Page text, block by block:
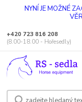
NYNÍ JE MOŽNÉ
+420 723 816 208
(8.00-18.00 - Hořesedly)